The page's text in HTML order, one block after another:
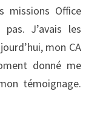
missions Office
J’avais les
mon CA
donné me
témoignage.